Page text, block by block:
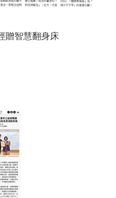
贈智慧翻身床